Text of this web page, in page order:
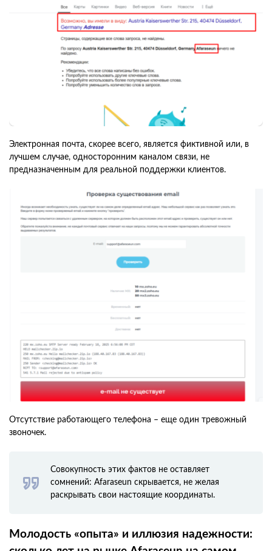
Электронная почта, скорее всего, является фиктивной или, в
лучшем случае, односторонним каналом связи, не
предназначенным для реальной поддержки клиентов.
Отсутствие работающего телефона – еще один тревожный
звоночек.
Совокупность этих фактов не оставляет
сомнений: Afaraseun скрывается, не желая
раскрывать свои настоящие координаты.
Молодость «опыта» и иллюзия надежности: